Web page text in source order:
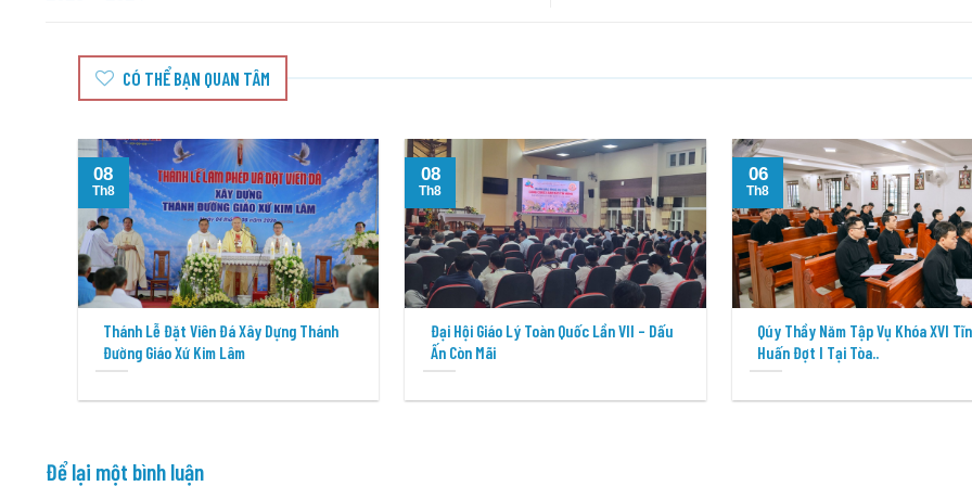
CÓ THỂ BẠN QUAN TÂM
Thánh Lễ Đặt Viên Đá Xây Dựng Thánh
Đường Giáo Xứ Kim Lâm
08
Th8
Đại Hội Giáo Lý Toàn Quốc Lần VII – Dấu
Ấn Còn Mãi
08
Th8
Qúy Thầy Năm Tập Vụ Khóa XVI
Huấn Đợt I Tại Tòa..
06
Th8
Để lại một bình luận